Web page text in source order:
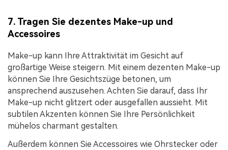
7. Tragen Sie dezentes Make-up und
Accessoires
Make-up kann Ihre Attraktivität im Gesicht auf
großartige Weise steigern. Mit einem dezenten Make-up
können Sie Ihre Gesichtszüge betonen, um
ansprechend auszusehen. Achten Sie darauf, dass Ihr
Make-up nicht glitzert oder ausgefallen aussieht. Mit
subtilen Akzenten können Sie Ihre Persönlichkeit
mühelos charmant gestalten.
Außerdem können Sie Accessoires wie Ohrstecker oder